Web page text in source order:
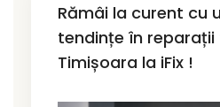
Rămâi la curent cu
tendințe în
Timișoara la iFix !